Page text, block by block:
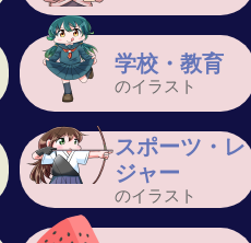
学校・教育
のイラスト
スポーツ・レ
ジャー
のイラスト